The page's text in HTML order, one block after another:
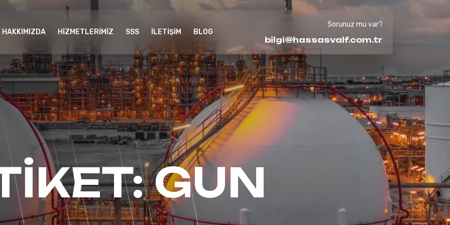
HAKKIMIZDA HIZMETLERIMIZ SSS İLETIŞIM BLOG
Sorunuz mu var?
bilgi@hassasvalf.com.tr
GUN